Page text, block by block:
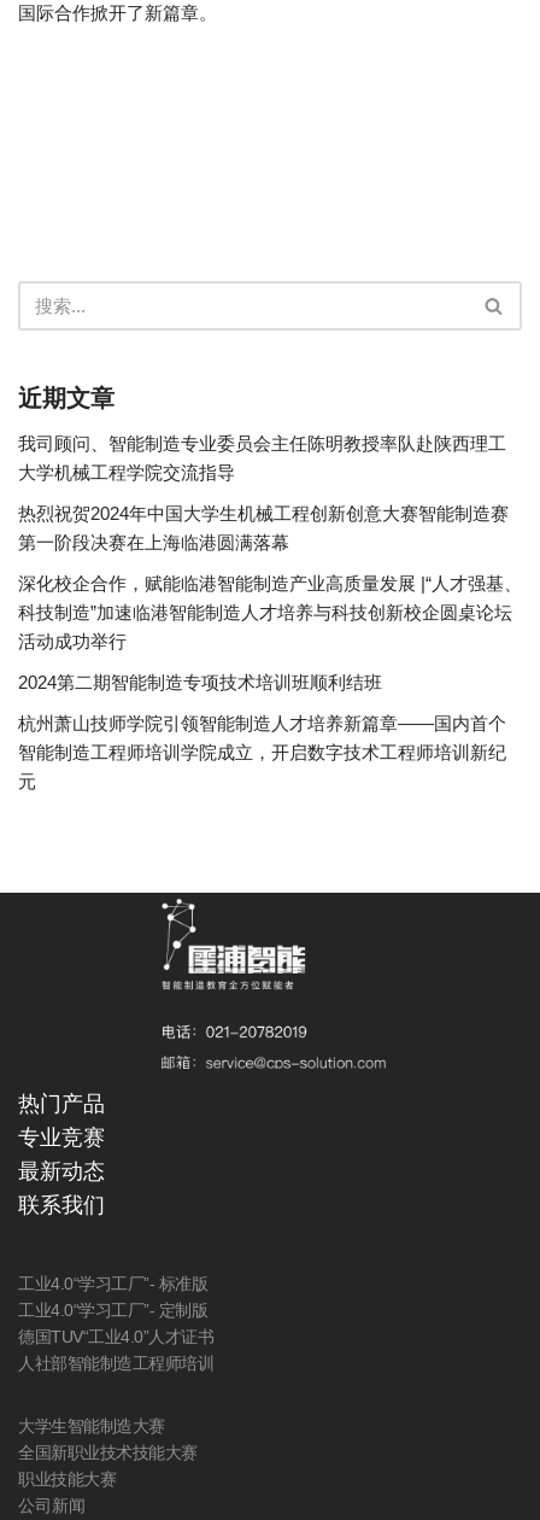
国际合作掀开了新篇章。
近期文章
我司顾问、智能制造专业委员会主任陈明教授率队赴陕西理工
大学机械工程学院交流指导
热烈祝贺2024年中国大学生机械工程创新创意大赛智能制造赛
第一阶段决赛在上海临港圆满落幕
深化校企合作，赋能临港智能制造产业高质量发展 |“人才强基、
科技制造”加速临港智能制造人才培养与科技创新校企圆桌论坛
活动成功举行
2024第二期智能制造专项技术培训班顺利结班
杭州萧山技师学院引领智能制造人才培养新篇章——国内首个
智能制造工程师培训学院成立，开启数字技术工程师培训新纪
元
热门产品
专业竞赛
最新动态
联系我们
工业4.0“学习工厂”- 标准版
工业4.0“学习工厂”- 定制版
德国TUV“工业4.0”人才证书
人社部智能制造工程师培训
大学生智能制造大赛
全国新职业技术技能大赛
职业技能大赛
公司新闻